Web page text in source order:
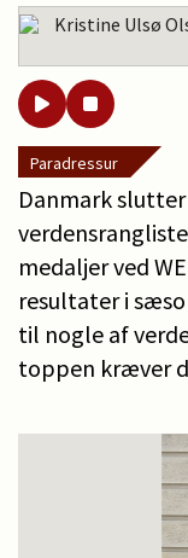
Kristine Ulsø
Paradressur
Danmark slutter
medaljer ved
resultater i
til nogle af
toppen kræver